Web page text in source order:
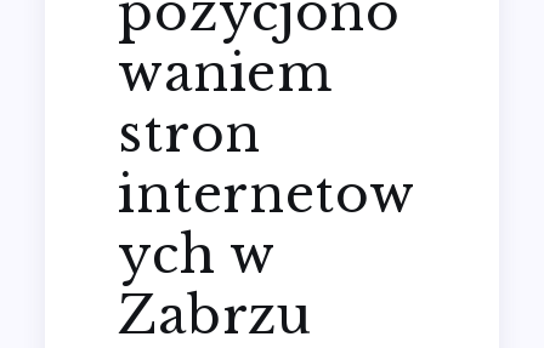
waniem
stron
internetow
ych w
Zabrzu